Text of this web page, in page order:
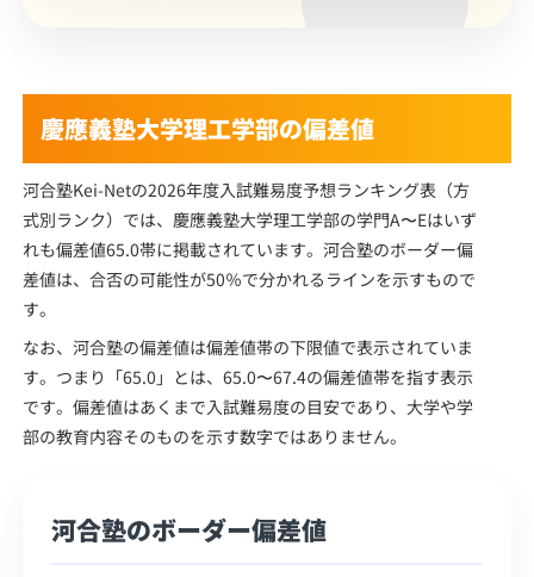
慶應義塾大学理工学部の偏差値
河合塾Kei-Netの2026年度入試難易度予想ランキング表（方
式別ランク）では、慶應義塾大学理工学部の学門A〜Eはいず
れも偏差値65.0帯に掲載されています。河合塾のボーダー偏
差値は、合否の可能性が50％で分かれるラインを示すもので
す。
なお、河合塾の偏差値は偏差値帯の下限値で表示されていま
す。つまり「65.0」とは、65.0〜67.4の偏差値帯を指す表示
です。偏差値はあくまで入試難易度の目安であり、大学や学
部の教育内容そのものを示す数字ではありません。
河合塾のボーダー偏差値